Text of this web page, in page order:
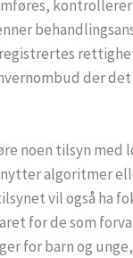
der
noen tilsyn med
algoritmer
vil også ha
for de som
for barn og